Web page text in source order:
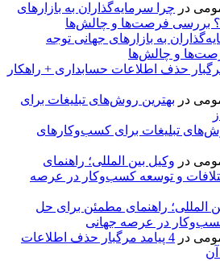
در چرا سرمایه‌گذاران به بازارهای
بررسی فرصت‌ها و چالش‌ها
به بازارهای جهانی توجه
و چالش‌ها
مرگبار حذف اطلاعات حسابداری + راهکار
در بهترین روش‌های تبلیغات برای
تبلیغات برای کسب‌وکارهای
در وکیل بین المللی؛ راهنمای
و توسعه کسب‌وکار در عرصه
المللی؛ راهنمای مطمئن برای حل
در عرصه جهانی
در
4 پیامد مرگبار حذف اطلاعات